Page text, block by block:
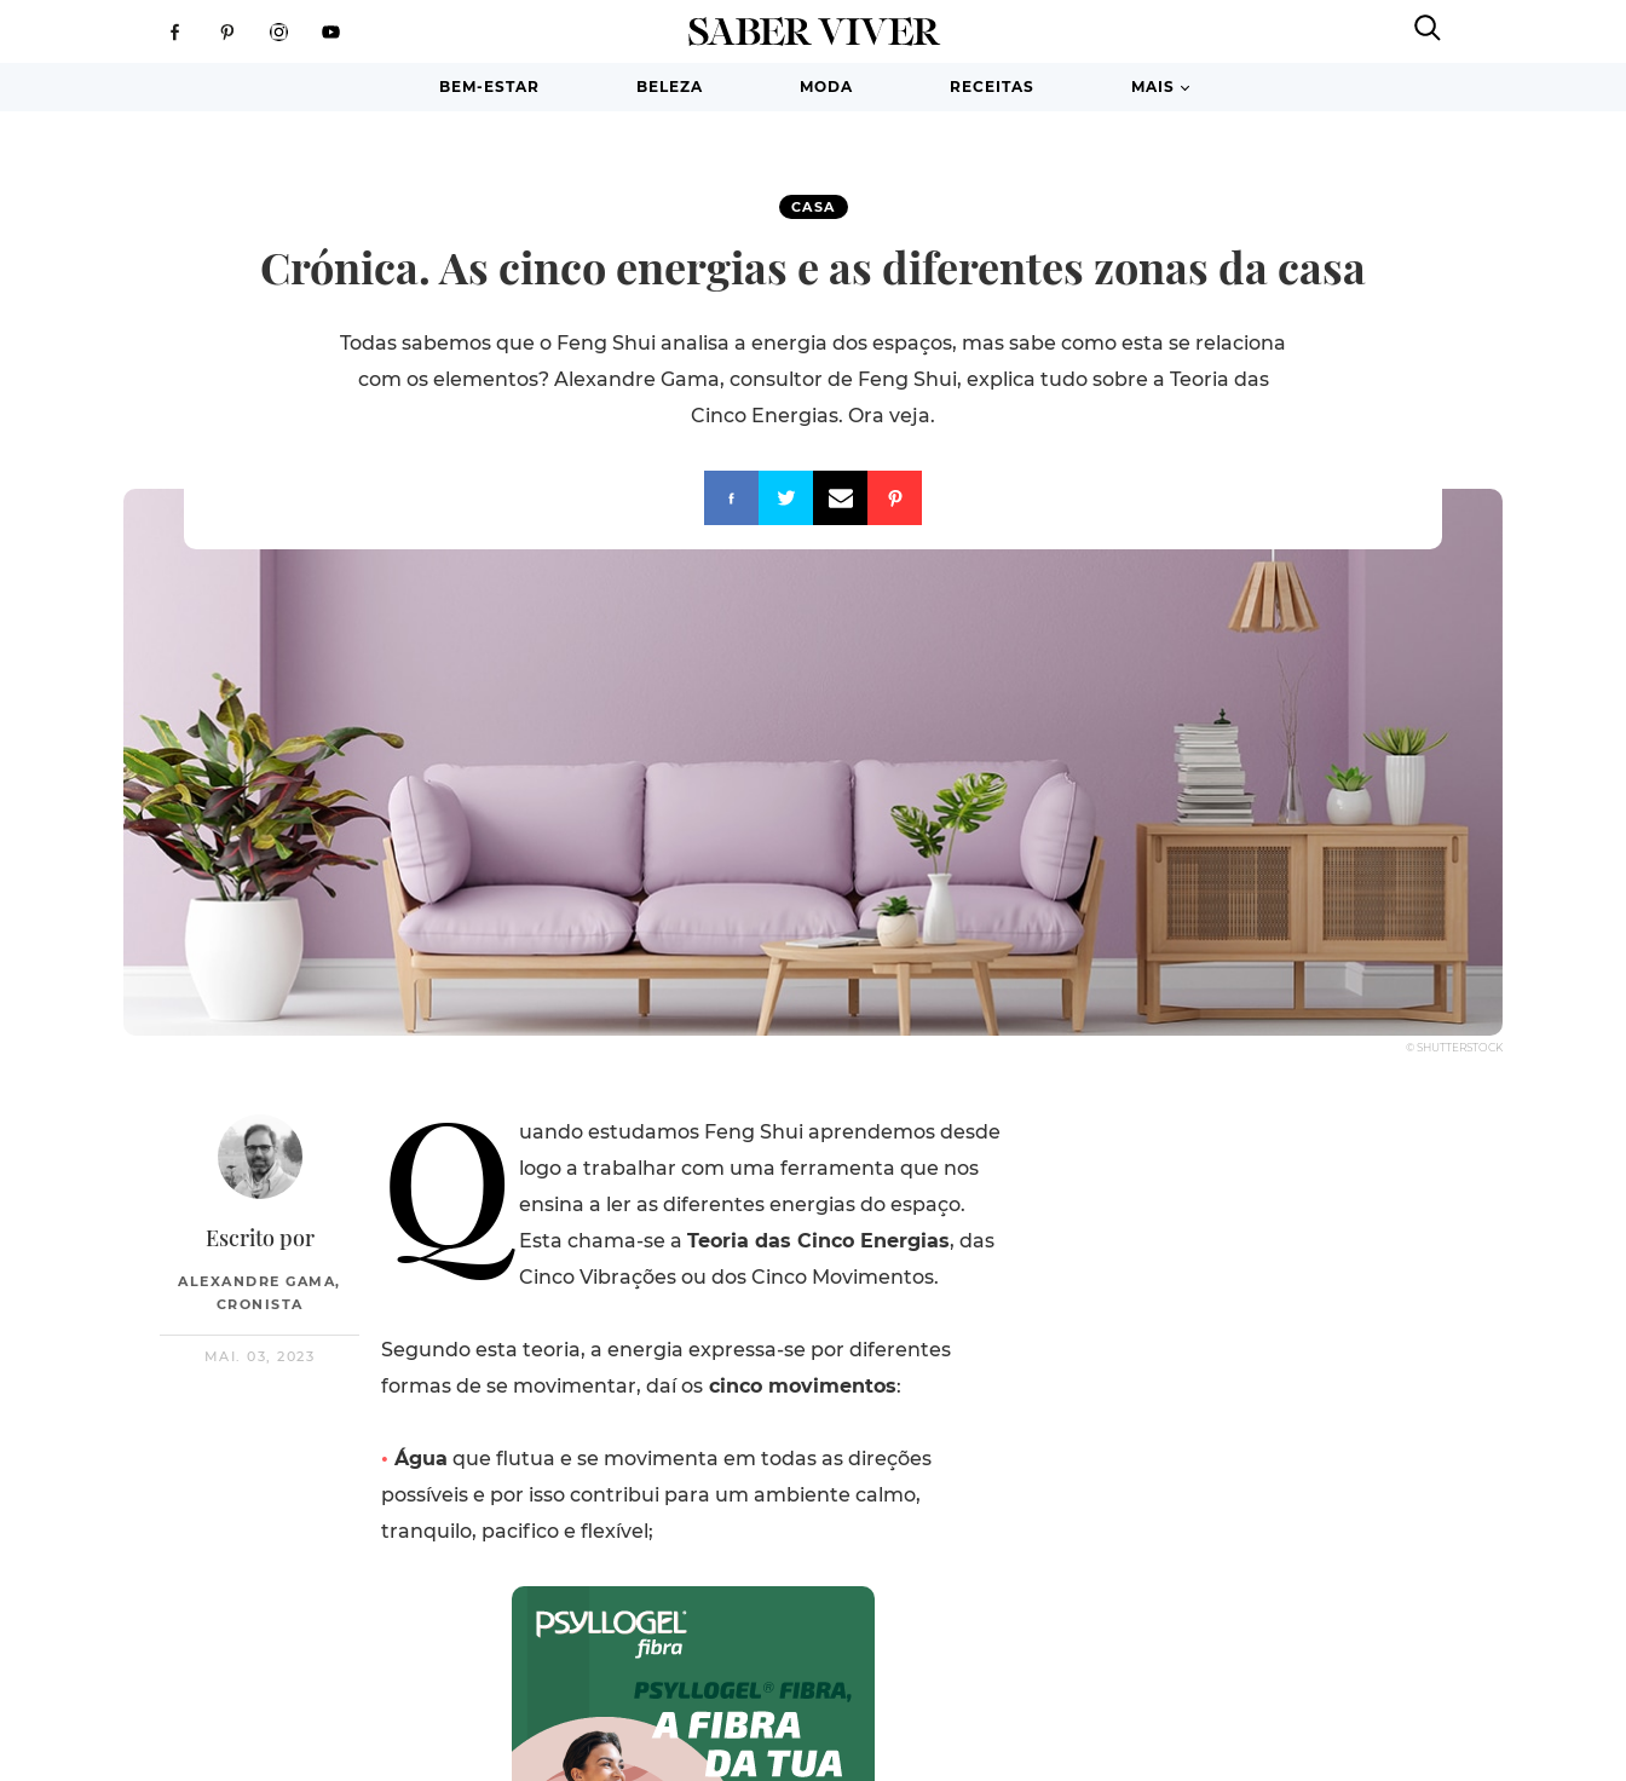
BEM-ESTAR BELEZA MODA RECEITAS MAIS
CASA
Crónica. As cinco energias e as diferentes zonas da casa
Todas sabemos que o Feng Shui analisa a energia dos espaços, mas sabe como esta se relaciona
com os elementos? Alexandre Gama, consultor de Feng Shui, explica tudo sobre a Teoria das
Cinco Energias. Ora veja.
© SHUTTERSTOCK
Escrito por
ALEXANDRE GAMA,
CRONISTA
MAI. 03, 2023
Q
uando estudamos Feng Shui aprendemos desde
logo a trabalhar com uma ferramenta que nos
ensina a ler as diferentes energias do espaço.
Esta chama-se a Teoria das Cinco Energias, das
Cinco Vibrações ou dos Cinco Movimentos.
Segundo esta teoria, a energia expressa-se por diferentes
formas de se movimentar, daí oscinco movimentos:
• Água que flutua e se movimenta em todas as direções
possíveis e por isso contribui para um ambiente calmo,
tranquilo, pacifico e flexível;